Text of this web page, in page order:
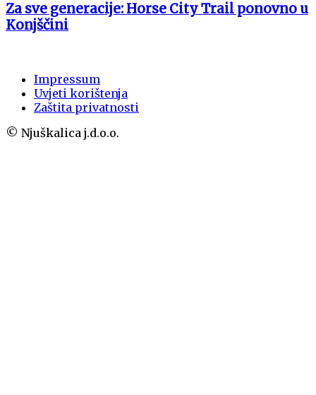
Za sve generacije: Horse City Trail ponovno u
Konjščini
Impressum
Uvjeti korištenja
Zaštita privatnosti
© Njuškalica j.d.o.o.